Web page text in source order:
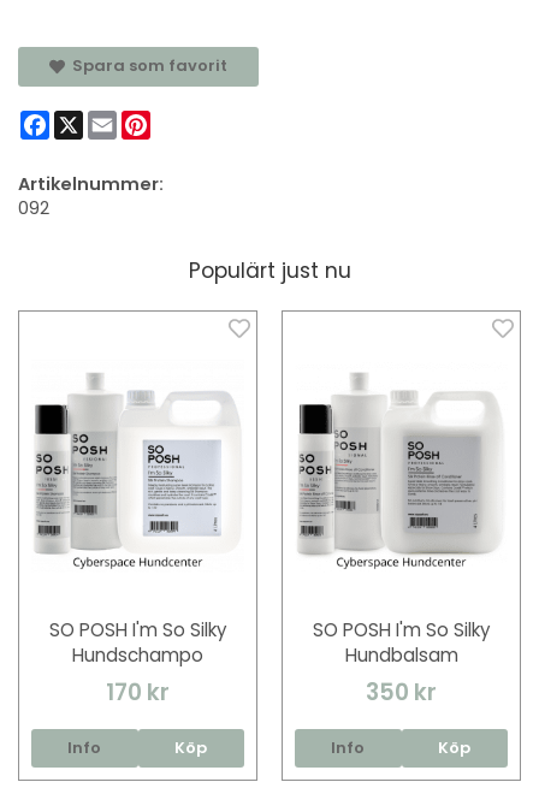
Spara som favorit
Facebook
X Email
Artikelnummer:
092
Populärt just nu
SO POSH I'm So Silky
Hundschampo
170 kr
Info Köp
SO POSH I'm So Silky
Hundbalsam
350 kr
Info Köp